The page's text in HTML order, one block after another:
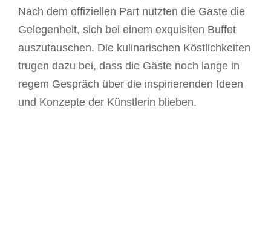
Nach dem offiziellen Part nutzten die Gäste die
Gelegenheit, sich bei einem exquisiten Buffet
auszutauschen. Die kulinarischen Köstlichkeiten
trugen dazu bei, dass die Gäste noch lange in
regem Gespräch über die inspirierenden Ideen
und Konzepte der Künstlerin blieben.